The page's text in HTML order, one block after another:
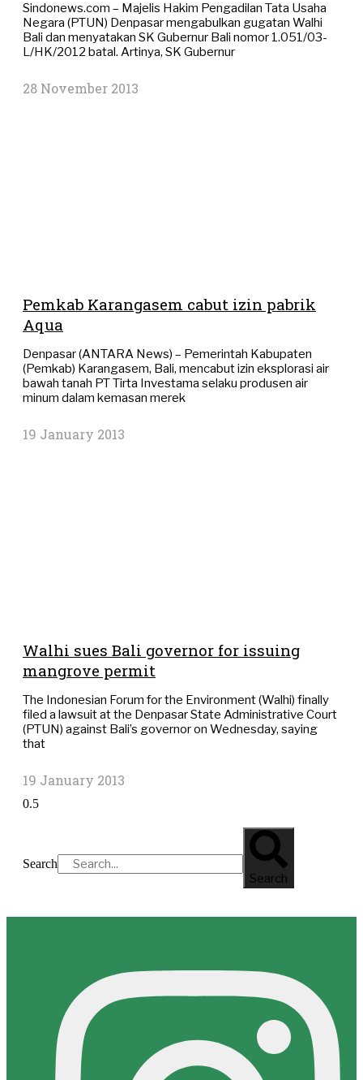
Sindonews.com – Majelis Hakim Pengadilan Tata Usaha
Negara (PTUN) Denpasar mengabulkan gugatan Walhi
Bali dan menyatakan SK Gubernur Bali nomor 1.051/03-
L/HK/2012 batal. Artinya, SK Gubernur
28 November 2013
Pemkab Karangasem cabut izin pabrik
Aqua
Denpasar (ANTARA News) – Pemerintah Kabupaten
(Pemkab) Karangasem, Bali, mencabut izin eksplorasi air
bawah tanah PT Tirta Investama selaku produsen air
minum dalam kemasan merek
19 January 2013
Walhi sues Bali governor for issuing
mangrove permit
The Indonesian Forum for the Environment (Walhi) finally
filed a lawsuit at the Denpasar State Administrative Court
(PTUN) against Bali’s governor on Wednesday, saying
that
19 January 2013
Search
Search